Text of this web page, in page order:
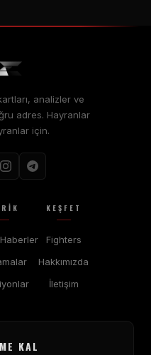
analizler ve
adres. Hayranlar
için.
KEŞFET
Fighters
Hakkımızda
İletişim
KAL